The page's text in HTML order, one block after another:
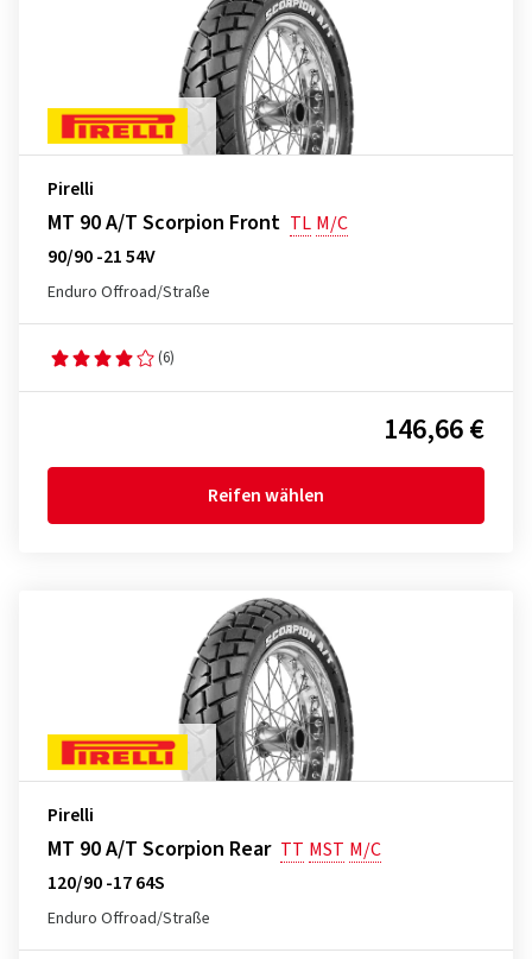
Pirelli
MT 90 A/T Scorpion Front TL M/C
90/90 -21 54V
Enduro Offroad/Straße
(6)
146,66 €
Reifen wählen
Pirelli
MT 90 A/T Scorpion Rear TT MST M/C
120/90 -17 64S
Enduro Offroad/Straße